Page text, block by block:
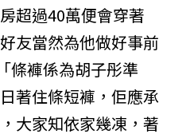
超過40萬便會穿著
友當然為他做好事前
條褲係為胡子彤準
著住條短褲，佢應承
大家知依家幾凍，著